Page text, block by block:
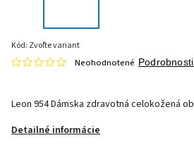
Kód: Zvoľte variant
Neohodnotené
Leon 954 Dámska zdravotná celokožená
Detailné informácie